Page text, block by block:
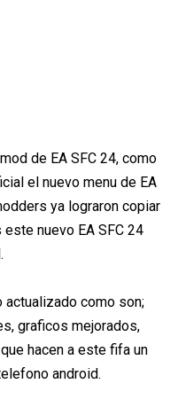
de EA SFC 24, como
el nuevo menu de EA
ya lograron copiar
nuevo EA SFC 24
actualizado como son;
graficos mejorados,
hacen a este fifa un
android.